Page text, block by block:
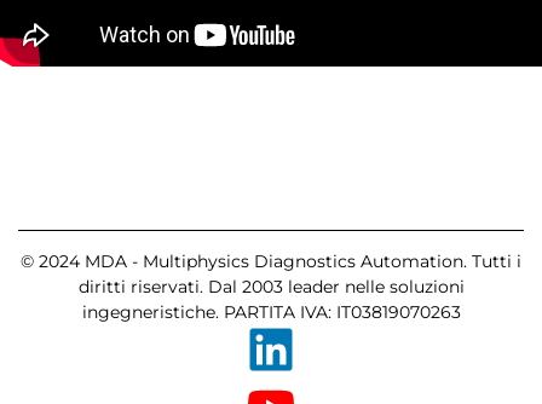
© 2024 MDA - Multiphysics Diagnostics Automation. Tutti i
diritti riservati. Dal 2003 leader nelle soluzioni
ingegneristiche. PARTITA IVA: IT03819070263